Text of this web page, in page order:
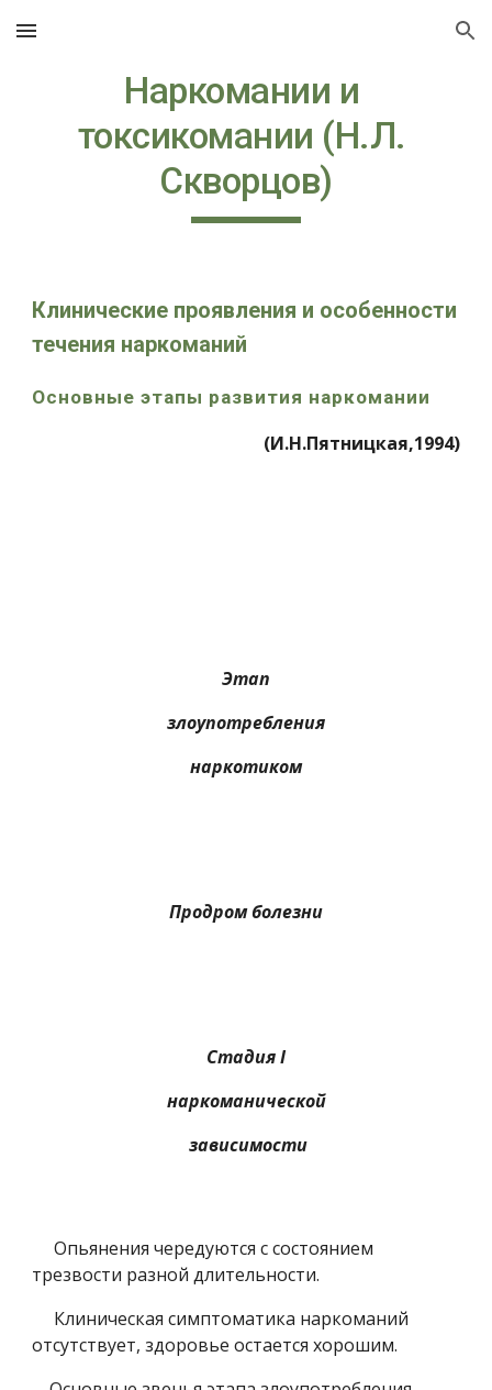
Skip to main content Skip to navigation
Наркомании и
токсикомании (Н.Л.
Скворцов)
Клинические проявления и особенности
течения наркоманий
Основные этапы развития наркомании
(И.Н.Пятницкая,1994)
Этап
злоупотребления
наркотиком
Продром болезни
Стадия I
наркоманической
зависимости
     Опьянения чередуются с состоянием
трезвости разной длительности.
отсутствует, здоровье остается хорошим.